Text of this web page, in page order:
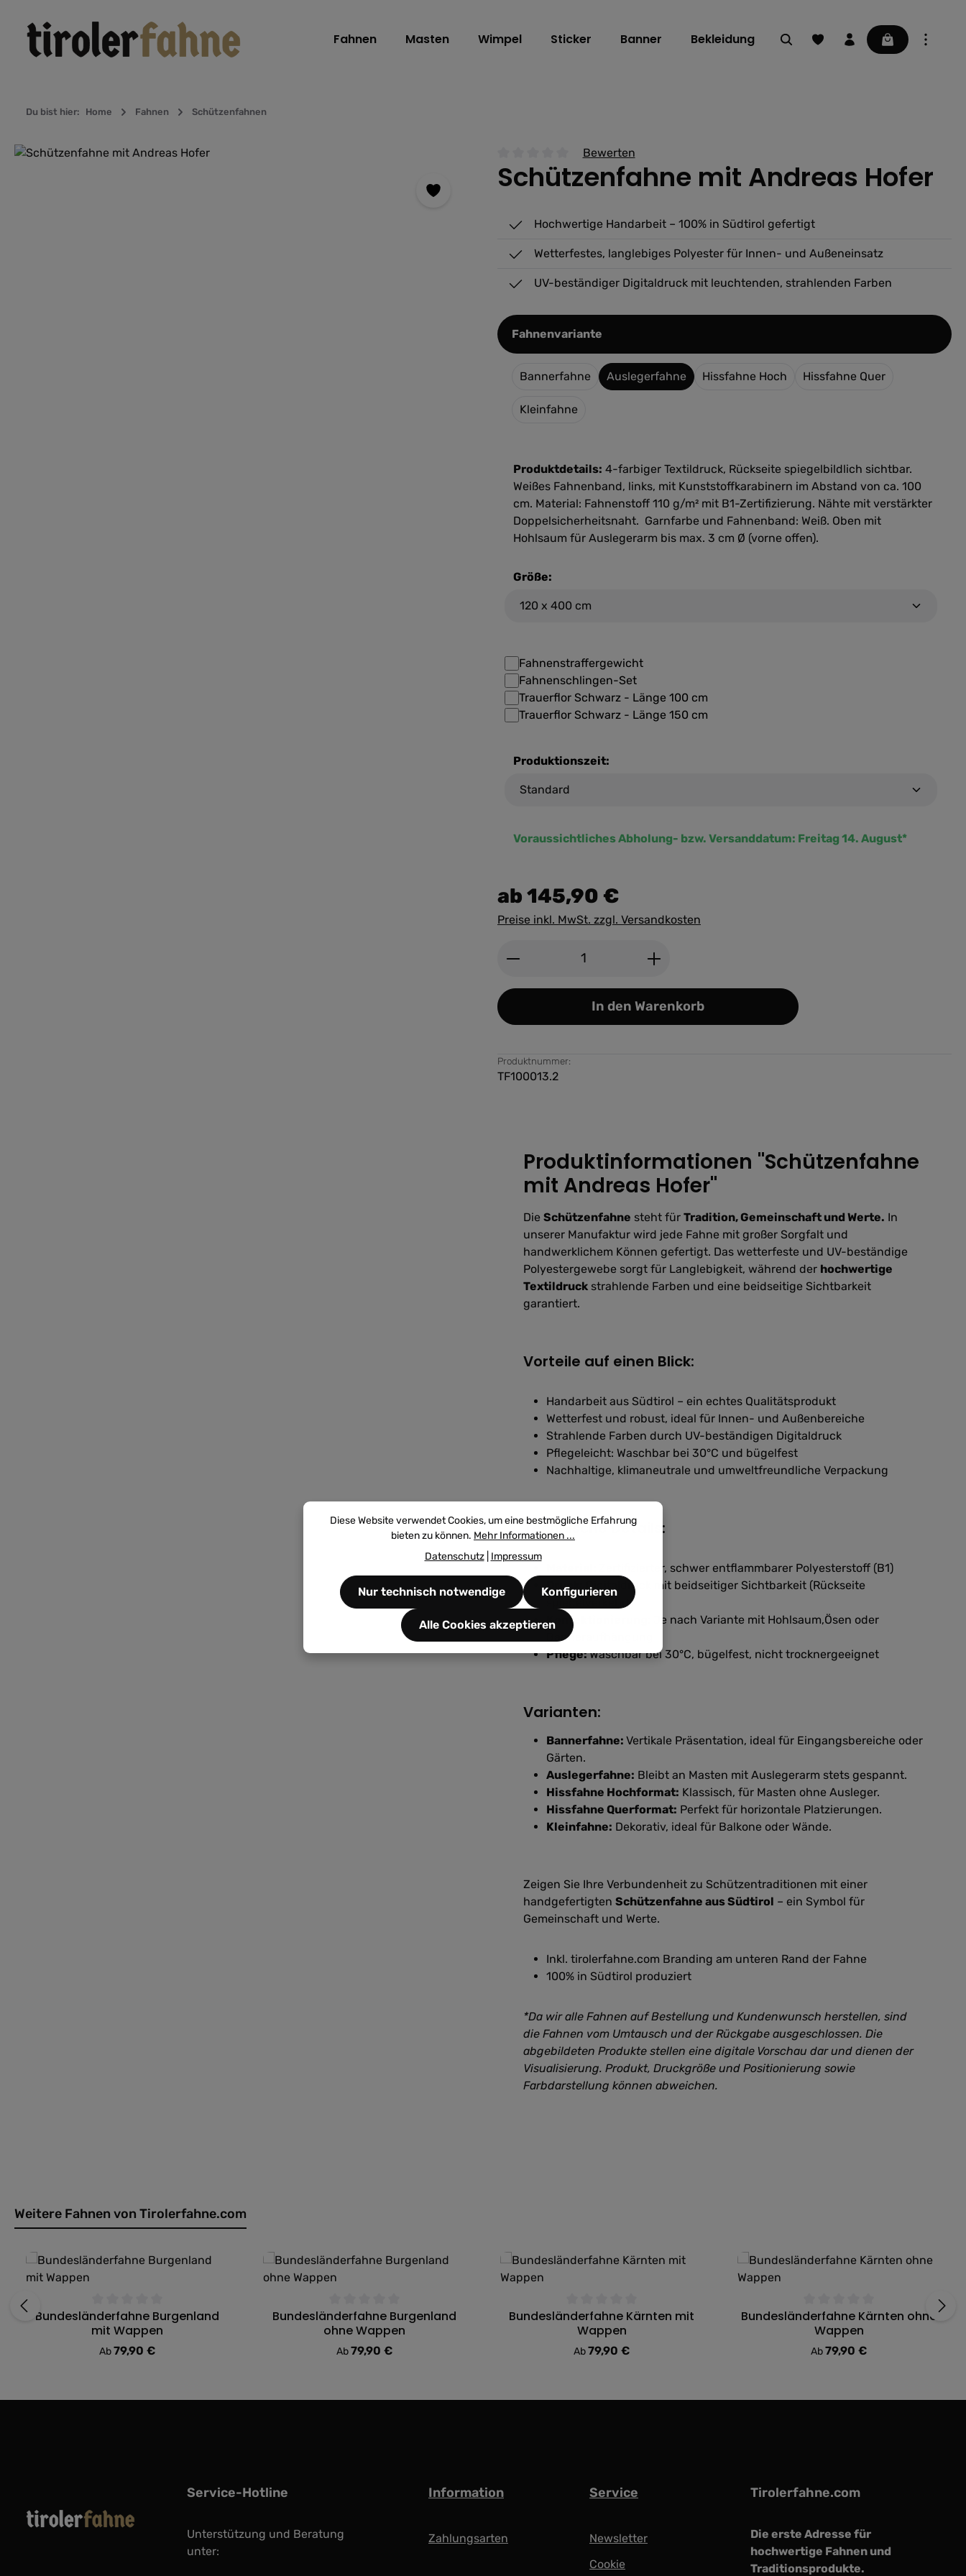
Fahnen Masten Wimpel Sticker Banner Bekleidung Du hast 0 Produkte auf dem
Warenkorb
Du bist hier: Home Fahnen Schützenfahnen
Bildergalerie überspringen
Durchschnittliche Bewertung von 0 von 5 Sternen
Bewerten
Schützenfahne mit Andreas Hofer
Hochwertige Handarbeit – 100% in Südtirol gefertigt
Wetterfestes, langlebiges Polyester für Innen- und Außeneinsatz
UV-beständiger Digitaldruck mit leuchtenden, strahlenden Farben
Fahnenvariante
Bannerfahne Auslegerfahne Hissfahne Hoch Hissfahne Quer
Kleinfahne
Produktdetails: 4-farbiger Textildruck, Rückseite spiegelbildlich sichtbar.
Weißes Fahnenband, links, mit Kunststoffkarabinern im Abstand von ca. 100
cm. Material: Fahnenstoff 110 g/m² mit B1-Zertifizierung. Nähte mit verstärkter
Doppelsicherheitsnaht. Garnfarbe und Fahnenband: Weiß. Oben mit
Hohlsaum für Auslegerarm bis max. 3 cm Ø (vorne offen).
Größe:
Fahnenstraffergewicht
Fahnenschlingen-Set
Trauerflor Schwarz - Länge 100 cm
Trauerflor Schwarz - Länge 150 cm
Produktionszeit:
Voraussichtliches Abholung- bzw. Versanddatum: Freitag 14. August*
Produkt Anzahl: Gib den gewünschten Wert ein oder
In den Warenkorb
ab 145,90 €
Preise inkl. MwSt. zzgl. Versandkosten
Produktnummer:
TF100013.2
Produktinformationen "Schützenfahne
mit Andreas Hofer"
Die Schützenfahne steht für Tradition, Gemeinschaft und Werte. In
unserer Manufaktur wird jede Fahne mit großer Sorgfalt und
handwerklichem Können gefertigt. Das wetterfeste und UV-beständige
Polyestergewebe sorgt für Langlebigkeit, während der hochwertige
Textildruck strahlende Farben und eine beidseitige Sichtbarkeit
garantiert.
Vorteile auf einen Blick:
Handarbeit aus Südtirol – ein echtes Qualitätsprodukt
Wetterfest und robust, ideal für Innen- und Außenbereiche
Strahlende Farben durch UV-beständigen Digitaldruck
Pflegeleicht: Waschbar bei 30°C und bügelfest
Nachhaltige, klimaneutrale und umweltfreundliche Verpackung
Technische Details:
Zertifizierter, schwer entflammbarer Polyesterstoff (B1)
Druck:
Digitaldruck mit beidseitiger Sichtbarkeit (Rückseite
spiegelverkehrt)
Konfektionierung:
Je nach Variante mit Hohlsaum,Ösen oder
Banneraufhängung
Pflege:Waschbar bei 30°C, bügelfest, nicht trocknergeeignet
Varianten:
Bannerfahne: Vertikale Präsentation, ideal für Eingangsbereiche oder
Gärten.
Auslegerfahne: Bleibt an Masten mit Auslegerarm stets gespannt.
Hissfahne Hochformat: Klassisch, für Masten ohne Ausleger.
Hissfahne Querformat: Perfekt für horizontale Platzierungen.
Kleinfahne: Dekorativ, ideal für Balkone oder Wände.
Zeigen Sie Ihre Verbundenheit zu Schützentraditionen mit einer
handgefertigten Schützenfahne aus Südtirol – ein Symbol für
Gemeinschaft und Werte.
Inkl. tirolerfahne.com Branding am unteren Rand der Fahne
100% in Südtirol produziert
*Da wir alle Fahnen auf Bestellung und Kundenwunsch herstellen, sind
die Fahnen vom Umtausch und der Rückgabe ausgeschlossen. Die
abgebildeten Produkte stellen eine digitale Vorschau dar und dienen der
Visualisierung. Produkt, Druckgröße und Positionierung sowie
Farbdarstellung können abweichen.
Weitere Fahnen von Tirolerfahne.com
Durchschnittliche Bewertung von 0 von 5 Sternen
Bundesländerfahne Burgenland
mit Wappen
Regulärer Preis:
Ab79,90 €
Durchschnittliche Bewertung von 0 von 5 Sternen
Bundesländerfahne Burgenland
ohne Wappen
Regulärer Preis:
Ab79,90 €
Durchschnittliche Bewertung von 0 von 5 Sternen
Bundesländerfahne Kärnten mit
Wappen
Regulärer Preis:
Ab79,90 €
Durchschnittliche Bewertung von 0 von
Bundesländerfahne Kärnten ohne
Wappen
Regulärer Preis:
Ab79,90 €
Service-Hotline
Unterstützung und Beratung
unter:
Information
Zahlungsarten
Service
Newsletter
Cookie
Tirolerfahne.com
Die erste Adresse für
hochwertige Fahnen und
Traditionsprodukte.
Diese Website verwendet Cookies, um eine bestmögliche Erfahrung
bieten zu können. Mehr Informationen ...
Datenschutz| Impressum
Nur technisch notwendige Konfigurieren
Alle Cookies akzeptieren